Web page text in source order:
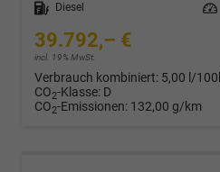
Kraftstoff
Diesel Leistung
39.792,– €
incl. 19% MwSt.
Verbrauch kombiniert: 5,00 l/
CO2-Klasse: D
CO2-Emissionen: 132,00 g/km